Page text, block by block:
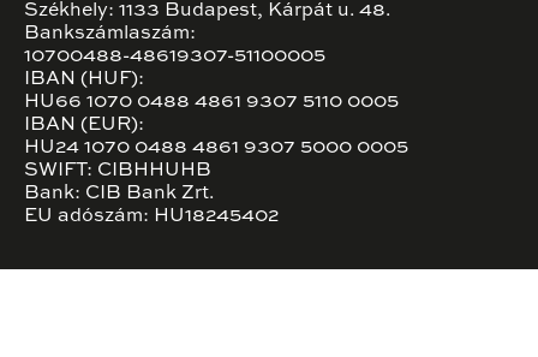
Székhely: 1133 Budapest, Kárpát u. 48.
Bankszámlaszám:
10700488-48619307-51100005
IBAN (HUF):
HU66 1070 0488 4861 9307 5110 0005
IBAN (EUR):
HU24 1070 0488 4861 9307 5000 0005
SWIFT: CIBHHUHB
Bank: CIB Bank Zrt.
EU adószám: HU18245402